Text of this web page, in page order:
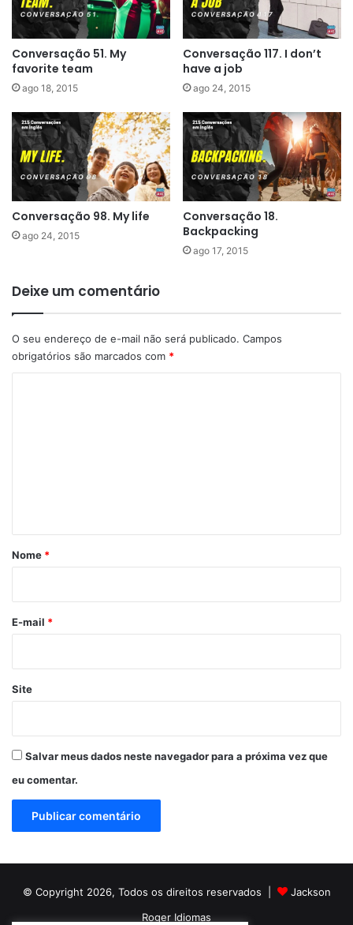
Conversação 51. My
favorite team
ago 18, 2015
Conversação 117. I don’t
have a job
ago 24, 2015
Conversação 98. My life
ago 24, 2015
Conversação 18.
Backpacking
ago 17, 2015
Deixe um comentário
O seu endereço de e-mail não será publicado. Campos
obrigatórios são marcados com *
r
*
Nome *
E-mail *
Site
Salvar meus dados neste navegador para a próxima vez que
eu comentar.
© Copyright 2026, Todos os direitos reservados |
Jackson
Roger Idiomas